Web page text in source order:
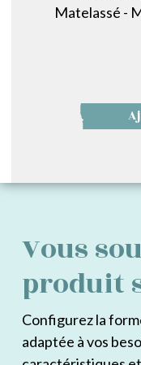
Matelassé -
Vous
produit
Configurez la
adaptée à vos